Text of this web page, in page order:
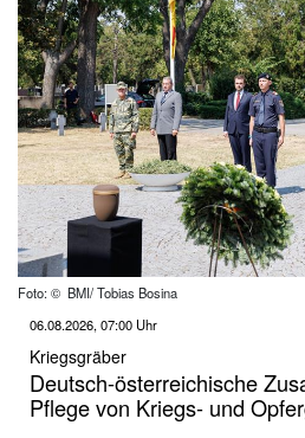
Foto: © BMI/ Tobias Bosina
06.08.2026, 07:00 Uhr
Kriegsgräber
Deutsch-österreichische
Pflege von Kriegs- und